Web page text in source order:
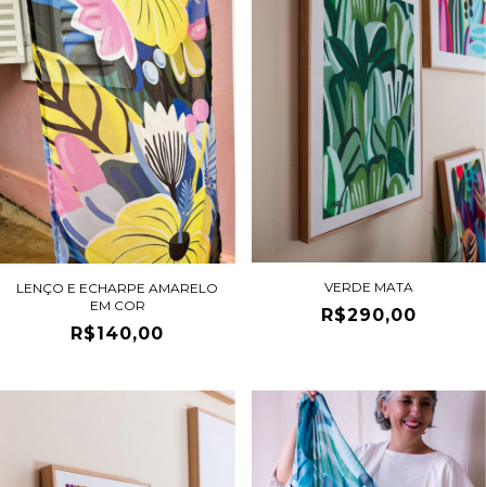
LENÇO E ECHARPE AMARELO
EM COR
R$140,00
VERDE MATA
R$290,00